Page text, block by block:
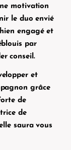
motivation
le duo envié
engagé et
par
conseil.
et
grâce
de
de
saura vous